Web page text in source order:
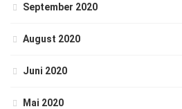
September 2020
August 2020
Juni 2020
Mai 2020